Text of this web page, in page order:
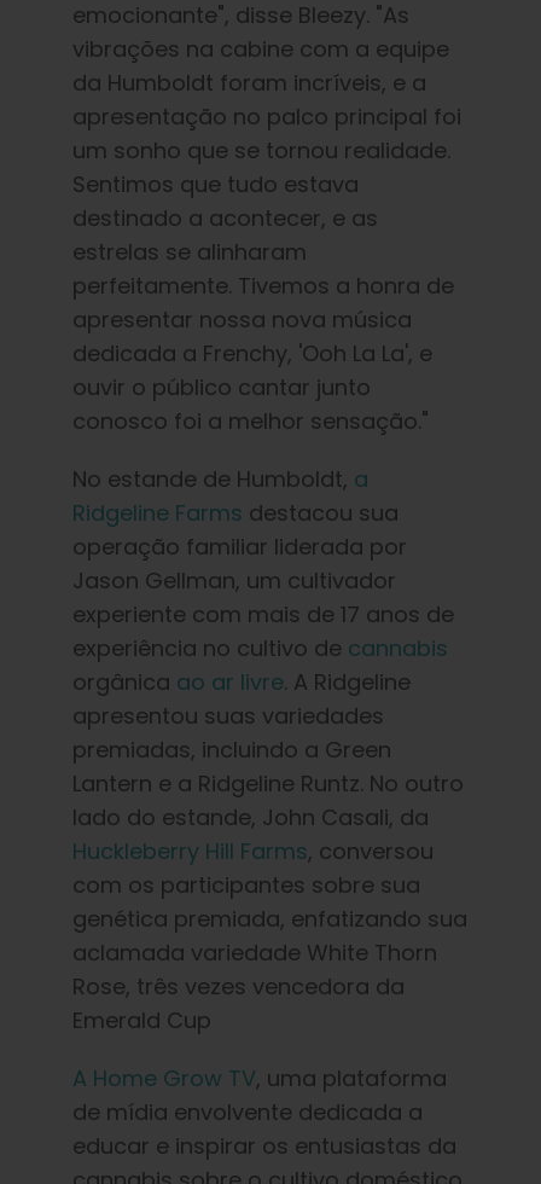
emocionante", disse Bleezy. "As
vibrações na cabine com a equipe
da Humboldt foram incríveis, e a
apresentação no palco principal foi
um sonho que se tornou realidade.
Sentimos que tudo estava
destinado a acontecer, e as
estrelas se alinharam
perfeitamente. Tivemos a honra de
apresentar nossa nova música
dedicada a Frenchy, 'Ooh La La', e
ouvir o público cantar junto
conosco foi a melhor sensação."
No estande de Humboldt, a
Ridgeline Farms destacou sua
operação familiar liderada por
Jason Gellman, um cultivador
experiente com mais de 17 anos de
experiência no cultivo de cannabis
orgânica ao ar livre. A Ridgeline
apresentou suas variedades
premiadas, incluindo a Green
Lantern e a Ridgeline Runtz. No outro
lado do estande, John Casali, da
Huckleberry Hill Farms, conversou
com os participantes sobre sua
genética premiada, enfatizando sua
aclamada variedade White Thorn
Rose, três vezes vencedora da
Emerald Cup
A Home Grow TV, uma plataforma
de mídia envolvente dedicada a
educar e inspirar os entusiastas da